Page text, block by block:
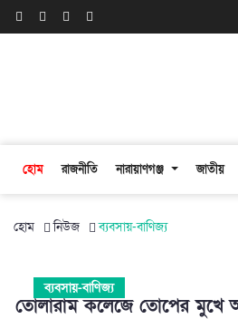
হোম রাজনীতি নারায়াণগঞ্জ জাতীয়
হোম নিউজ ব্যবসায়-বাণিজ্য
ব্যবসায়-বাণিজ্য
তোলারাম কলেজে তোপের মুখে